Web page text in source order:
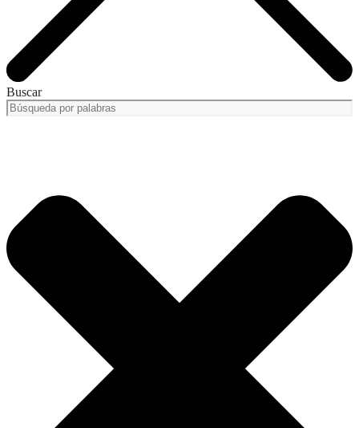
Buscar